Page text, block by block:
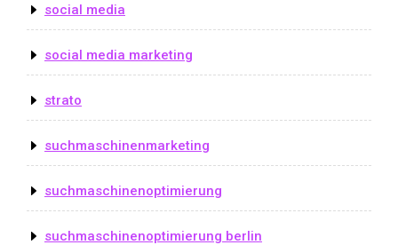
social media
social media marketing
strato
suchmaschinenmarketing
suchmaschinenoptimierung
suchmaschinenoptimierung berlin